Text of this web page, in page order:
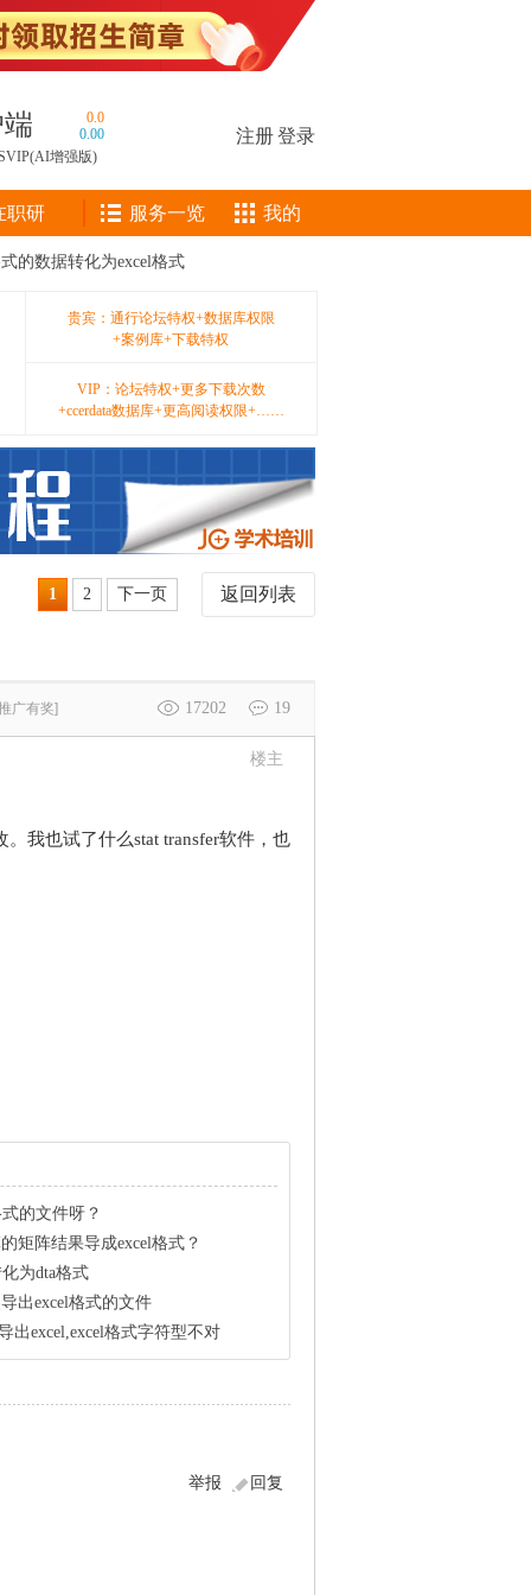
0.0
0.00
增强版)
注册登录
职研 服务一览 我的
的数据转化为excel格式
贵宾：通行论坛特权+数据库权限
+案例库+下载特权
VIP：论坛特权+更多下载次数
+ccerdata数据库+更高阅读权限+……
返回列表
1 2 下一页
17202 19
广有奖]
楼主
我也试了什么stat transfer软件，也
的文件呀？
矩阵结果导成excel格式？
为dta格式
出excel格式的文件
出excel,excel格式字符型不对
回复
举报